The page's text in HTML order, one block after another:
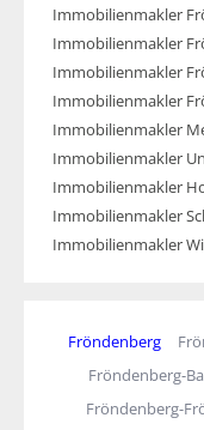
Immobilienmakler
Immobilienmakler
Immobilienmakler
Immobilienmakler
Immobilienmakler
Immobilienmakler
Immobilienmakler
Immobilienmakler
Immobilienmakler
Fröndenberg
Fröndenberg-
Fröndenberg-